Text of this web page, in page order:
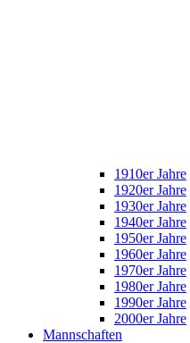
1910er Jahre
1920er Jahre
1930er Jahre
1940er Jahre
1950er Jahre
1960er Jahre
1970er Jahre
1980er Jahre
1990er Jahre
2000er Jahre
Mannschaften